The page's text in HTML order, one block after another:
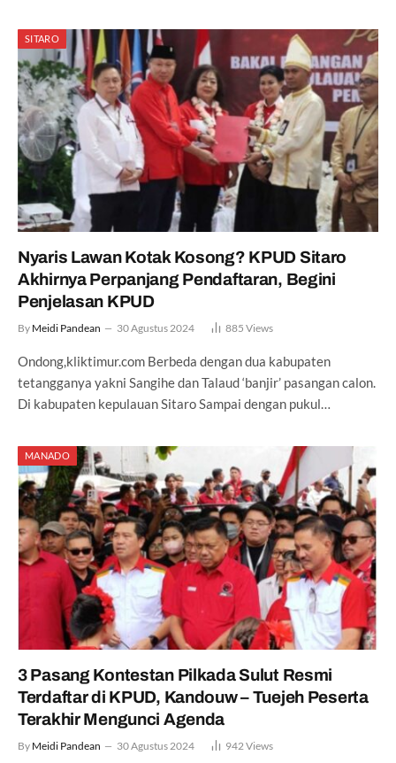
SITARO
Nyaris Lawan Kotak Kosong? KPUD Sitaro
Akhirnya Perpanjang Pendaftaran, Begini
Penjelasan KPUD
By Meidi Pandean 30 Agustus 2024 885 Views
Ondong,kliktimur.com Berbeda dengan dua kabupaten
tetangganya yakni Sangihe dan Talaud ‘banjir’ pasangan calon.
Di kabupaten kepulauan Sitaro Sampai dengan pukul…
MANADO
3 Pasang Kontestan Pilkada Sulut Resmi
Terdaftar di KPUD, Kandouw – Tuejeh Peserta
Terakhir Mengunci Agenda
By Meidi Pandean 30 Agustus 2024 942 Views